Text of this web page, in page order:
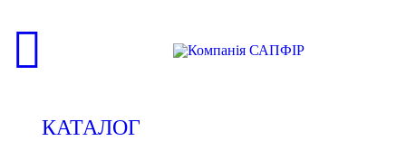
КАТАЛОГ